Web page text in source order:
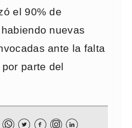
el 90% de
nuevas
ante la falta
parte del
  